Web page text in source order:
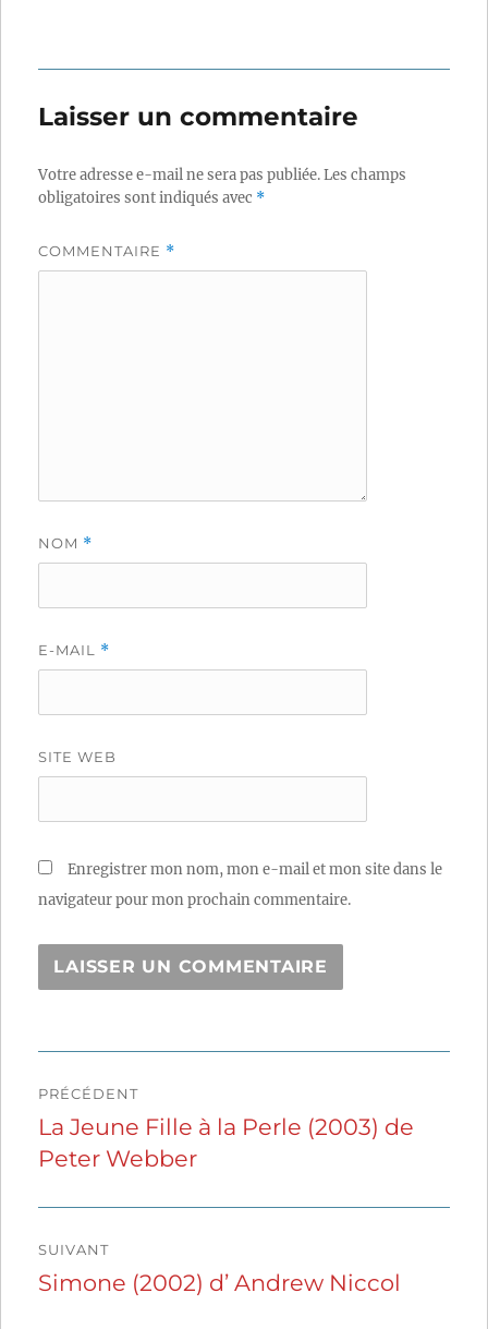
Laisser un commentaire
Votre adresse e-mail ne sera pas publiée.Les champs
obligatoires sont indiqués avec *
COMMENTAIRE *
NOM *
E-MAIL *
SITE WEB
Enregistrer mon nom, mon e-mail et mon site dans le
navigateur pour mon prochain commentaire.
de
l’article
PRÉCÉDENT
Publication
précédente :
La Jeune Fille à la Perle (2003) de
Peter Webber
SUIVANT
Publication
Simone (2002) d’ Andrew Niccol